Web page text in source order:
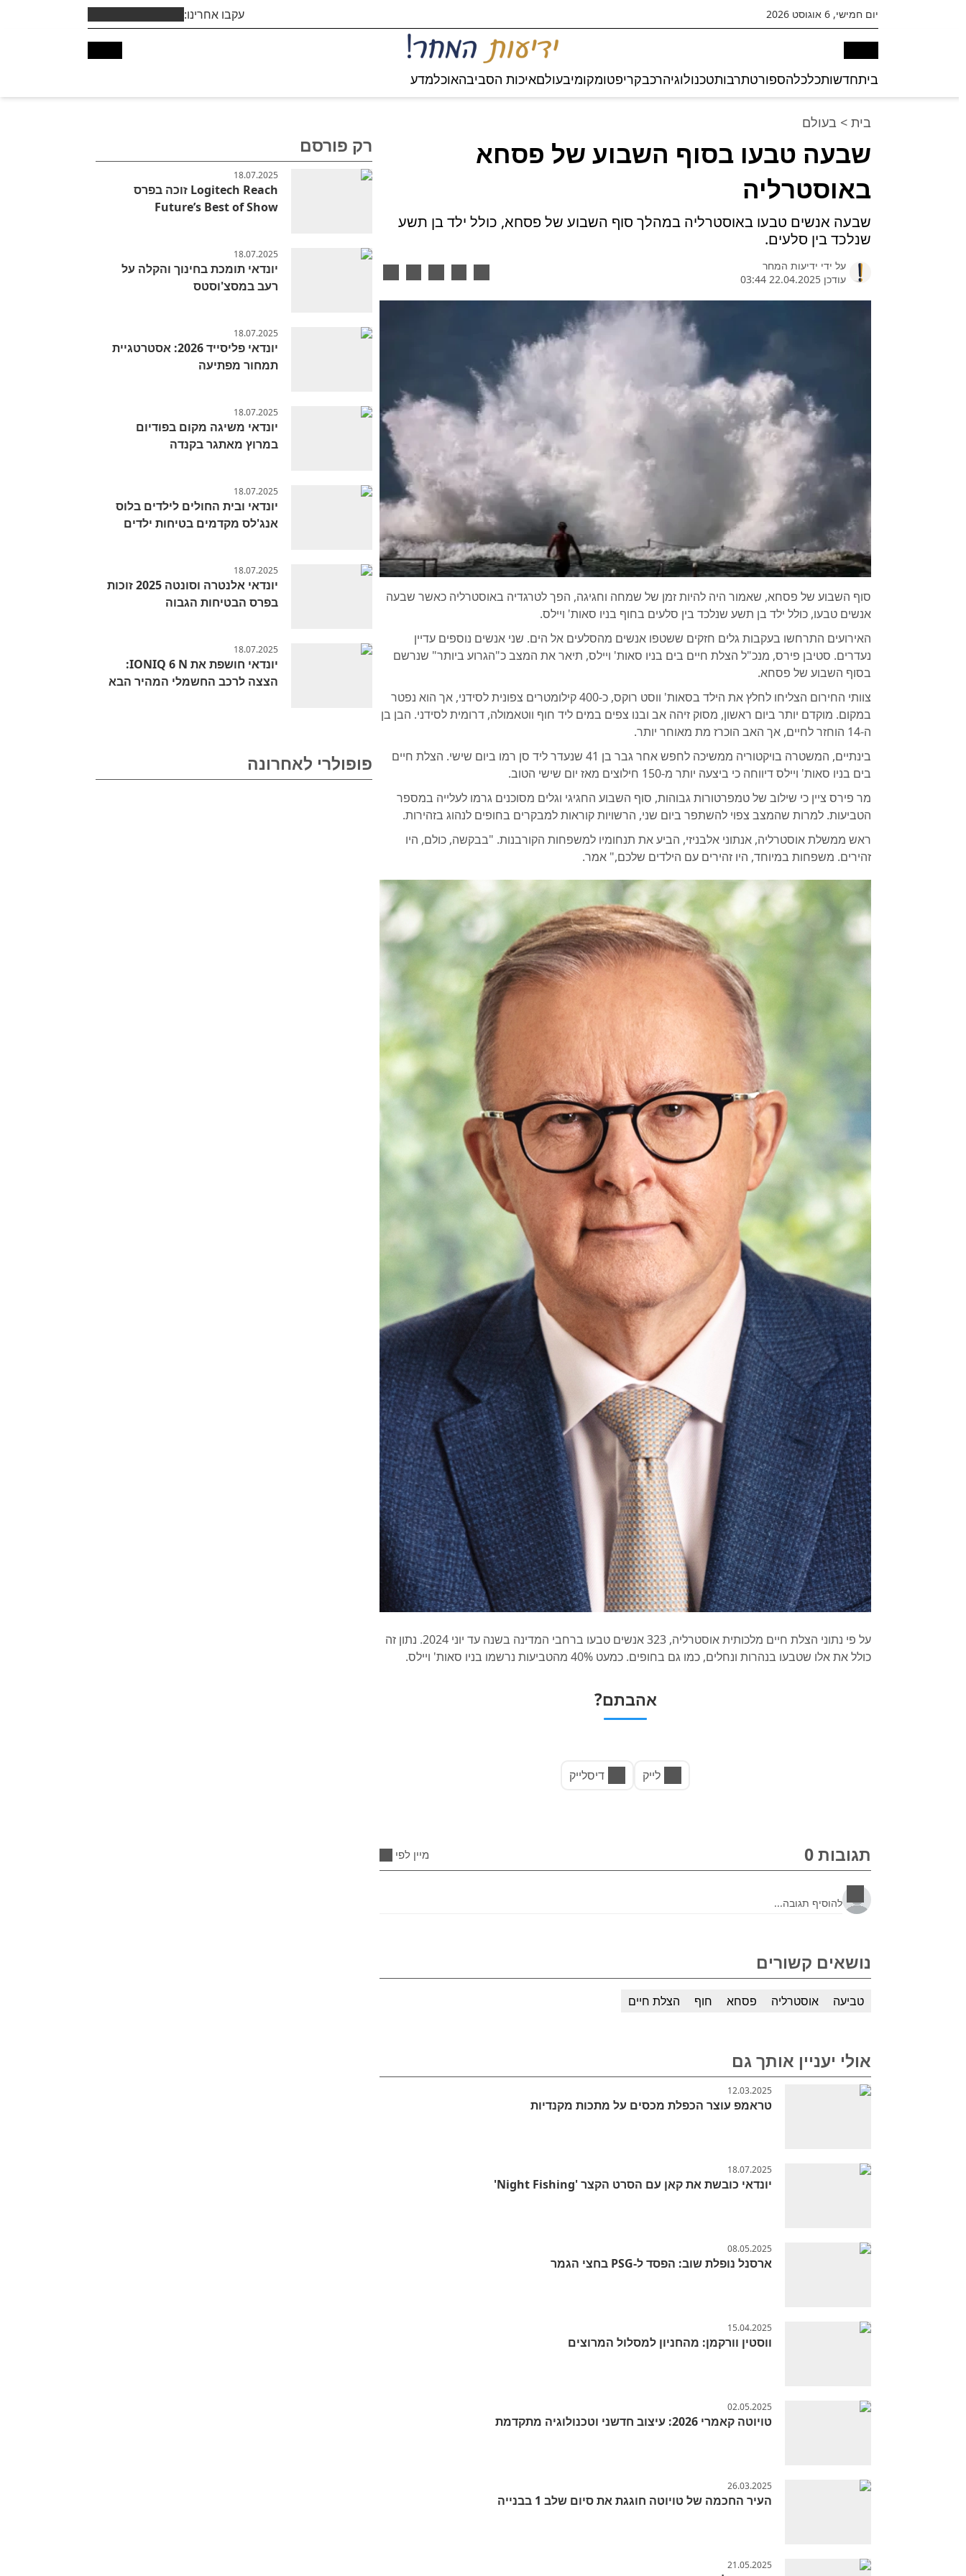
יום חמישי, 6 אוגוסט 2026 עקבו אחרינו:
ביתחדשותכלכלהספורטתרבותטכנולוגיהרכבקריפטומקומיבעולםאיכות הסביבהאוכלמדע
בית > בעולם
שבעה טבעו בסוף השבוע של פסחא
באוסטרליה
שבעה אנשים טבעו באוסטרליה במהלך סוף השבוע של פסחא, כולל ילד בן תשע
שנלכד בין סלעים.
על ידי ידיעות המחר
עודכן 22.04.2025 03:44
סוף השבוע של פסחא, שאמור היה להיות זמן של שמחה וחגיגה, הפך לטרגדיה באוסטרליה כאשר שבעה
אנשים טבעו, כולל ילד בן תשע שנלכד בין סלעים בחוף בניו סאות' ויילס.
האירועים התרחשו בעקבות גלים חזקים ששטפו אנשים מהסלעים אל הים. שני אנשים נוספים עדיין
נעדרים. סטיבן פירס, מנכ"ל הצלת חיים בים בניו סאות' ויילס, תיאר את המצב כ"הגרוע ביותר" שנרשם
בסוף השבוע של פסחא.
צוותי החירום הצליחו לחלץ את הילד בסאות' ווסט רוקס, כ-400 קילומטרים צפונית לסידני, אך הוא נפטר
במקום. מוקדם יותר ביום ראשון, מסוק זיהה אב ובנו צפים במים ליד חוף ווטאמולה, דרומית לסידני. הבן בן
ה-14 הוחזר לחיים, אך האב הוכרז מת מאוחר יותר.
בינתיים, המשטרה בויקטוריה ממשיכה לחפש אחר גבר בן 41 שנעדר ליד סן רמו ביום שישי. הצלת חיים
בים בניו סאות' ויילס דיווחה כי ביצעה יותר מ-150 חילוצים מאז יום שישי הטוב.
מר פירס ציין כי שילוב של טמפרטורות גבוהות, סוף השבוע החגיגי וגלים מסוכנים גרמו לעלייה במספר
הטביעות. למרות שהמצב צפוי להשתפר ביום שני, הרשויות קוראות למבקרים בחופים לנהוג בזהירות.
ראש ממשלת אוסטרליה, אנתוני אלבניזי, הביע את תנחומיו למשפחות הקורבנות. "בבקשה, כולם, היו
זהירים. משפחות במיוחד, היו זהירים עם הילדים שלכם," אמר.
על פי נתוני הצלת חיים מלכותית אוסטרליה, 323 אנשים טבעו ברחבי המדינה בשנה עד יוני 2024. נתון זה
כולל את אלו שטבעו בנהרות ונחלים, כמו גם בחופים. כמעט 40% מהטביעות נרשמו בניו סאות' ויילס.
אהבתם?
לייק דיסלייק
תגובות 0 מיין לפי
נושאים קשורים
טביעה אוסטרליה פסחא חוף הצלת חיים
אולי יעניין אותך גם
12.03.2025
טראמפ עוצר הכפלת מכסים על מתכות מקנדיות
18.07.2025
יונדאי כובשת את קאן עם הסרט הקצר 'Night Fishing'
08.05.2025
ארסנל נופלת שוב: הפסד ל-PSG בחצי הגמר
15.04.2025
ווסטין וורקמן: מהחניון למסלול המרוצים
02.05.2025
טויוטה קאמרי 2026: עיצוב חדשני וטכנולוגיה מתקדמת
26.03.2025
העיר החכמה של טויוטה חוגגת את סיום שלב 1 בבנייה
21.05.2025
רק פורסם
18.07.2025
Logitech Reach זוכה בפרס
Future’s Best of Show
18.07.2025
יונדאי תומכת בחינוך והקלה על
רעב במסצ'וסטס
18.07.2025
יונדאי פליסייד 2026: אסטרטגיית
תמחור מפתיעה
18.07.2025
יונדאי משיגה מקום בפודיום
במרוץ מאתגר בקנדה
18.07.2025
יונדאי ובית החולים לילדים בלוס
אנג'לס מקדמים בטיחות ילדים
18.07.2025
יונדאי אלנטרה וסונטה 2025 זוכות
בפרס הבטיחות הגבוה
18.07.2025
יונדאי חושפת את IONIQ 6 N:
הצצה לרכב החשמלי המהיר הבא
פופולרי לאחרונה